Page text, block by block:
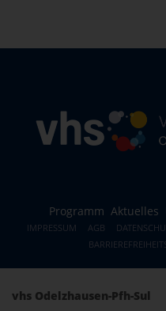
Programm Aktuelles
IMPRESSUM AGB
vhs Odelzhausen-Pfh-Sul